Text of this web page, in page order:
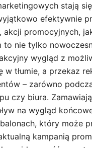
stają
efektywnie
promocyjnych,
nie tylko
wygląd z
tłumie, a przekaz
– zarówno
czy biura.
na wygląd
który może
kampanią